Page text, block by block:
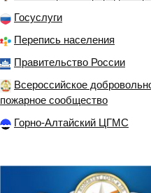
Госуслуги
Перепись населения
Правительство России
Всероссийское
пожарное сообщество
Горно-Алтайский ЦГМС